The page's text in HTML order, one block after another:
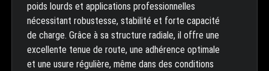
poids lourds et applications professionnelles
nécessitant robustesse, stabilité et forte capacité
de charge. Grâce à sa structure radiale, il offre une
excellente tenue de route, une adhérence optimale
et une usure régulière, même dans des conditions